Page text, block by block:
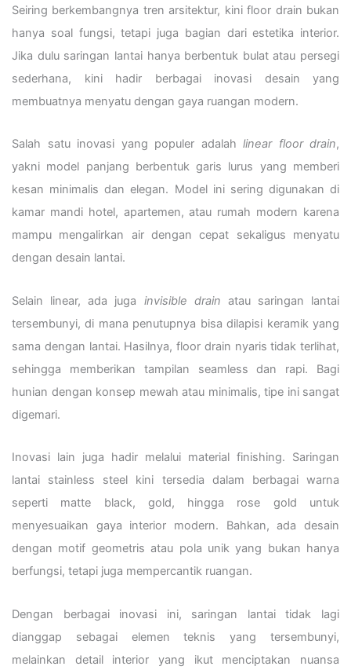
Seiring berkembangnya tren arsitektur, kini floor drain bukan
hanya soal fungsi, tetapi juga bagian dari estetika interior.
Jika dulu saringan lantai hanya berbentuk bulat atau persegi
sederhana, kini hadir berbagai inovasi desain yang
membuatnya menyatu dengan gaya ruangan modern.
Salah satu inovasi yang populer adalah linear floor drain,
yakni model panjang berbentuk garis lurus yang memberi
kesan minimalis dan elegan. Model ini sering digunakan di
kamar mandi hotel, apartemen, atau rumah modern karena
mampu mengalirkan air dengan cepat sekaligus menyatu
dengan desain lantai.
Selain linear, ada juga invisible drain atau saringan lantai
tersembunyi, di mana penutupnya bisa dilapisi keramik yang
sama dengan lantai. Hasilnya, floor drain nyaris tidak terlihat,
sehingga memberikan tampilan seamless dan rapi. Bagi
hunian dengan konsep mewah atau minimalis, tipe ini sangat
digemari.
Inovasi lain juga hadir melalui material finishing. Saringan
lantai stainless steel kini tersedia dalam berbagai warna
seperti matte black, gold, hingga rose gold untuk
menyesuaikan gaya interior modern. Bahkan, ada desain
dengan motif geometris atau pola unik yang bukan hanya
berfungsi, tetapi juga mempercantik ruangan.
Dengan berbagai inovasi ini, saringan lantai tidak lagi
dianggap sebagai elemen teknis yang tersembunyi,
melainkan detail interior yang ikut menciptakan nuansa